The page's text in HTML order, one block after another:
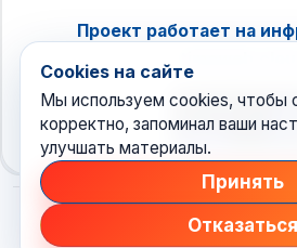
Проект работает на
© 2026 Техноновости•
Cookies на сайте
Мы используем cookies, чтобы
корректно, запоминал ваши
улучшать материалы.
Принять
Отказаться